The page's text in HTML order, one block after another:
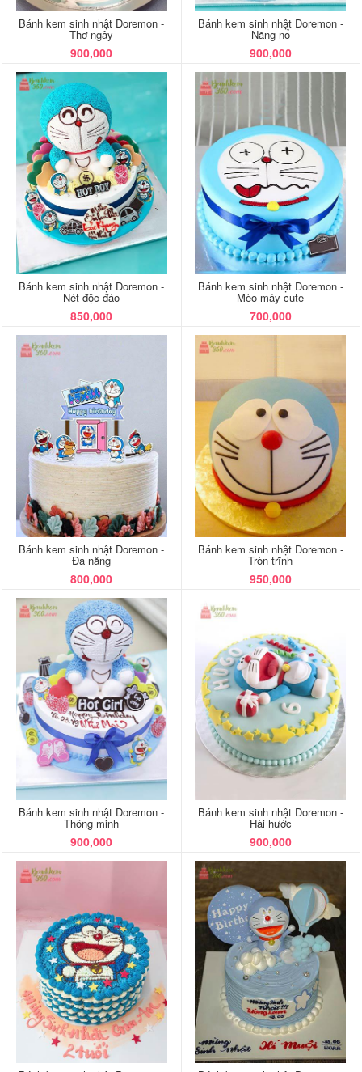
Bánh kem sinh nhật Doremon -
Thơ ngây
900,000
Bánh kem sinh nhật Doremon -
Năng nổ
900,000
Bánh kem sinh nhật Doremon -
Nét độc đáo
850,000
Bánh kem sinh nhật Doremon -
Mèo máy cute
700,000
Bánh kem sinh nhật Doremon -
Đa năng
800,000
Bánh kem sinh nhật Doremon -
Tròn trĩnh
950,000
Bánh kem sinh nhật Doremon -
Thông minh
900,000
Bánh kem sinh nhật Doremon -
Hài hước
900,000